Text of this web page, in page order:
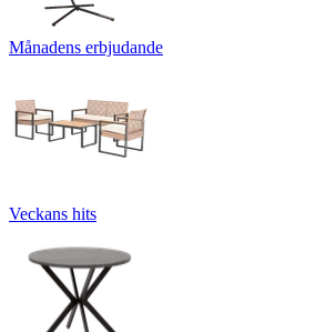
Månadens erbjudande
Veckans hits